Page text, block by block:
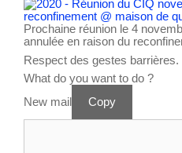
Prochaine réunion le 4
annulée en raison du
Respect des gestes
What do you want to do ?
New mail
Copy